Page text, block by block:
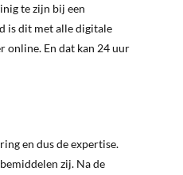
te zijn bij een
is dit met alle digitale
online. En dat kan 24 uur
en dus de expertise.
zij. Na de